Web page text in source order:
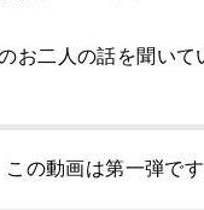
お二人の話を聞い
この動画は第一弾で